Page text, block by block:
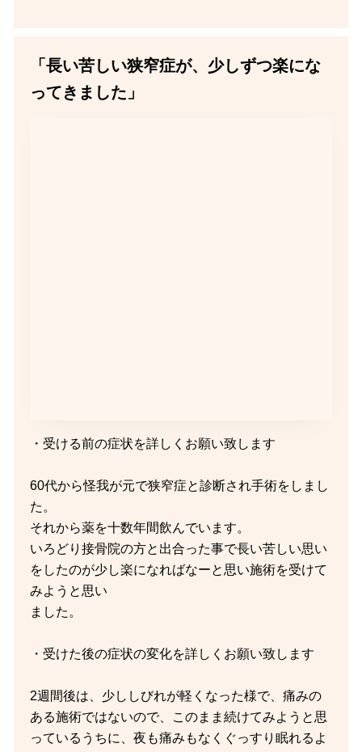
「長い苦しい狭窄症が、少しずつ楽にな
ってきました」
・受ける前の症状を詳しくお願い致します
60代から怪我が元で狭窄症と診断され手術をしまし
た。
それから薬を十数年間飲んでいます。
いろどり接骨院の方と出合った事で長い苦しい思い
をしたのが少し楽になればなーと思い施術を受けて
みようと思い
ました。
・受けた後の症状の変化を詳しくお願い致します
2週間後は、少ししびれが軽くなった様で、痛みの
ある施術ではないので、このまま続けてみようと思
っているうちに、夜も痛みもなくぐっすり眠れるよ